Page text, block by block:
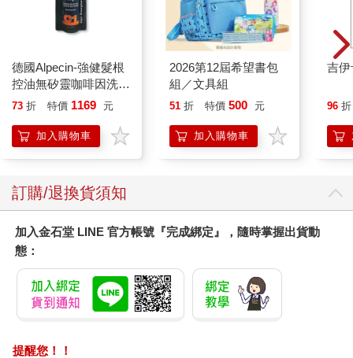
德國Alpecin-強健髮根
控油無矽靈咖啡因洗髮
凝露375ml/瓶-C1強健
調理頭皮洗髮液/0矽靈
滋潤洗頭髮水/一般髮
73 折 特價 1169 元
加入購物車
2026第12屆希望書包
組／文具組
51 折 特價 500 元
加入購物車
吉
96 折
訂購/退換貨須知
加入金石堂 LINE 官方帳號『完成綁定』，隨時掌握出貨動
態：
提醒您！！